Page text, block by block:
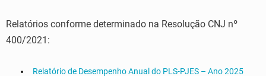
Relatórios conforme determinado na Resolução CNJ nº
400/2021:
Relatório de Desempenho Anual do PLS-PJES – Ano 2025